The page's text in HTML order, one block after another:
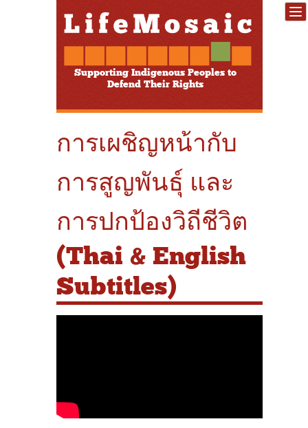
Supporting Indigenous Peoples to
Defend Their Rights
การเผชิญหน้ากับ
การสูญพันธุ์ และ
การปกป้องวิถีชีวิต
(Thai & English
Subtitles)